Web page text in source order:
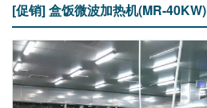
[促销] 盒饭微波加热机(MR-40KW)